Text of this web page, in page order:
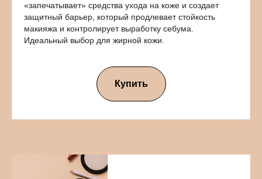
«запечатывает» средства ухода на коже и создает
защитный барьер, который продлевает стойкость
макияжа и контролирует выработку себума.
Идеальный выбор для жирной кожи.
Купить